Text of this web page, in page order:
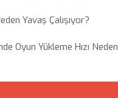
Yavaş Çalışıyor?
Oyun Yükleme Hızı Neden